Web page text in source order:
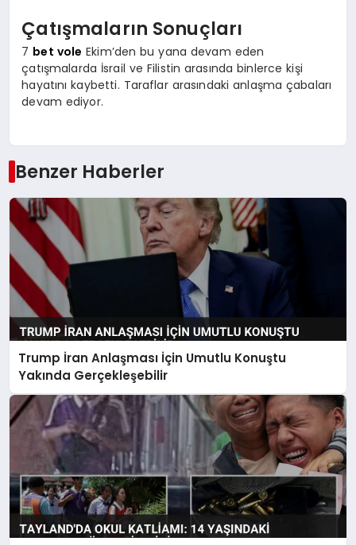
Çatışmaların Sonuçları
7 bet vole Ekim’den bu yana devam eden
çatışmalarda İsrail ve Filistin arasında binlerce kişi
hayatını kaybetti. Taraflar arasındaki anlaşma çabaları
devam ediyor.
Benzer Haberler
Trump İran Anlaşması İçin Umutlu Konuştu
Yakında Gerçekleşebilir